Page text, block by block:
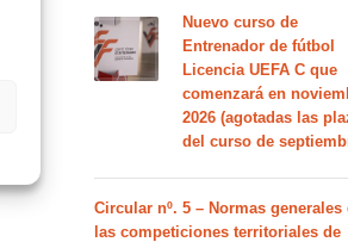
Nuevo curso de
Entrenador de fútbol
Licencia UEFA C que
comenzará en
2026 (agotadas las
del curso de
Circular nº. 5 – Normas generales
las competiciones territoriales de